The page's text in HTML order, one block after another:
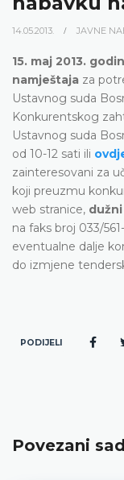
14.05.2013. JAVNE
15. maj 2013.
namještaja za
Ustavnog suda
Konkurentskog
Ustavnog suda
od 10-12 sati ili
zainteresovani za
koji preuzmu
web stranice, dužni
na faks broj 033/
eventualne dalje
do izmjene
PODIJELI
Povezani